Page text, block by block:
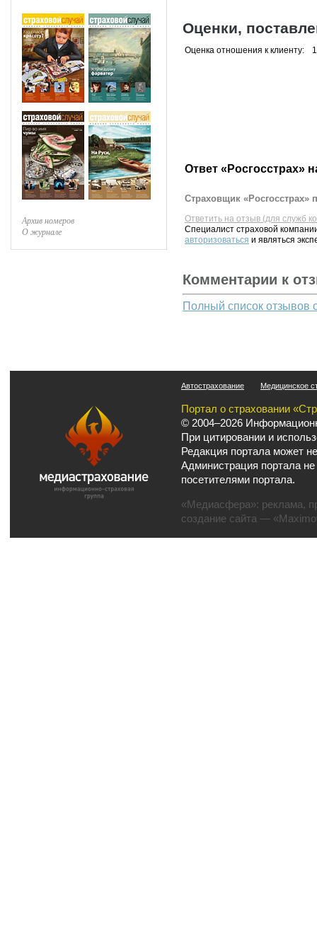
Архив номеров
О журнале
Оценки,
Оценка отношения к клиенту: 1
Ответ «Росгосстрах»
Страховщик «Росгосстрах»
Ответить на отзыв (для служб
Специалист страховой
авторизоваться и являться
Комментарии к
Полный список отзывов
Автострахование Медицинское
Портал о страховании
© 2004–2026
При цитировании и
Редакция портала может
Администрация портала
посетителями портала.
«Медиасфера»: реклама,
создание сайта —